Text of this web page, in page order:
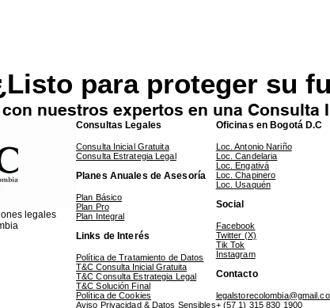
para proteger su
con nuestros expertos en una Consulta
legales
Consultas Legales
Consulta Inicial Gratuita
Consulta Estrategia Legal
Planes Anuales de Asesoría
Plan Básico
Plan Pro
Plan Integral
Links de Interés
Política de Tratamiento de Datos
T&C Consulta Inicial Gratuita
T&C Consulta Estrategia Legal
T&C Solución Final
Política de Cookies
Aviso Privacidad & Datos Sensibles
Oficinas en Bogotá D.C
Loc. Antonio Nariño
Loc. Candelaria
Loc. Engativá
Loc. Chapinero
Loc. Usaquén
Social
Facebook
Twitter (X)
Tik Tok
Instagram
Contacto
+ (57 1) 315 830 1900